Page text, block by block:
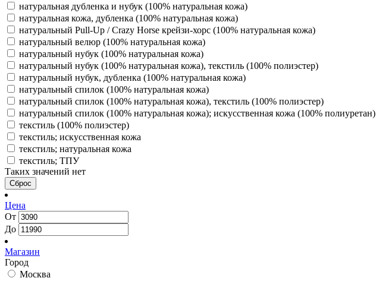
натуральная дубленка и нубук (100% натуральная кожа)
натуральная кожа, дубленка (100% натуральная кожа)
натуральный Pull‑Up / Crazy Horse крейзи-хорс (100% натуральная кожа)
натуральный велюр (100% натуральная кожа)
натуральный нубук (100% натуральная кожа)
натуральный нубук (100% натуральная кожа), текстиль (100% полиэстер)
натуральный нубук, дубленка (100% натуральная кожа)
натуральный спилок (100% натуральная кожа)
натуральный спилок (100% натуральная кожа), текстиль (100% полиэстер)
натуральный спилок (100% натуральная кожа); искусственная кожа (100% полиуретан)
текстиль (100% полиэстер)
текстиль; искусственная кожа
текстиль; натуральная кожа
текстиль; ТПУ
Таких значений нет
Сброс
Цена
От
До
Магазин
Город
Москва